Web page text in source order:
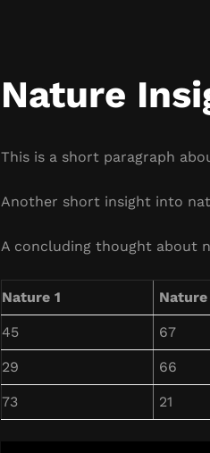
Nature
This is a short paragraph
Another short insight into
A concluding thought about
Nature 1 Nature
45 67
29 66
73 21